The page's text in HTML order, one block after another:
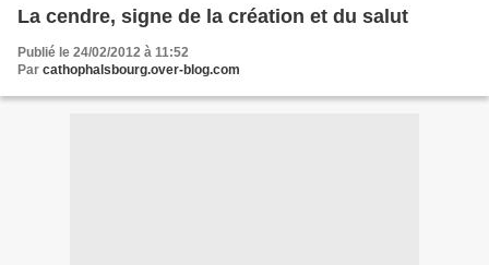
La cendre, signe de la création et du salut
Publié le 24/02/2012 à 11:52
Par cathophalsbourg.over-blog.com